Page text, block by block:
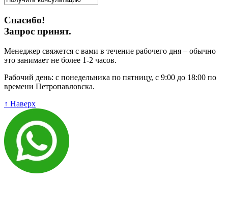
Спасибо!
Запрос принят.
Менеджер свяжется с вами в течение рабочего дня – обычно
это занимает не более 1-2 часов.
Рабочий день: с понедельника по пятницу, с 9:00 до 18:00 по
времени Петропавловска.
↑ Наверх